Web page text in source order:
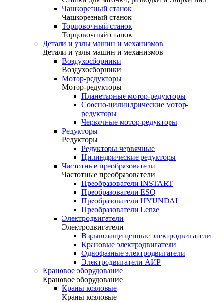
Чашкорезный станок
Чашкорезный станок
Торцовочный станок
Торцовочный станок
Детали и узлы машин и механизмов
Детали и узлы машин и механизмов
Воздухосборники
Воздухосборники
Мотор-редукторы
Мотор-редукторы
Планетарные мотор-редукторы
Соосно-цилиндрические мотор-
редукторы
Червячные мотор-редукторы
Редукторы
Редукторы
Редукторы червячные
Цилиндрические редукторы
Частотные преобразователи
Частотные преобразователи
Преобразователи INSTART
Преобразователи ESQ
Преобразователи HYUNDAI
Преобразователи Lenze
Электродвигатели
Электродвигатели
Взрывозащищенные электродвигатели
Крановые электродвигатели
Однофазные электродвигатели
Электродвигатели АИР
Крановое оборудование
Крановое оборудование
Краны козловые
Краны козловые